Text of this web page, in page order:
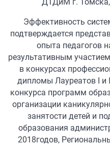
Эффективность
подтверждается
опыта педагогов
результативным
в конкурсах
дипломы Лауреатов I и
конкурса программ
организации
занятости детей и
образования
2018годов,